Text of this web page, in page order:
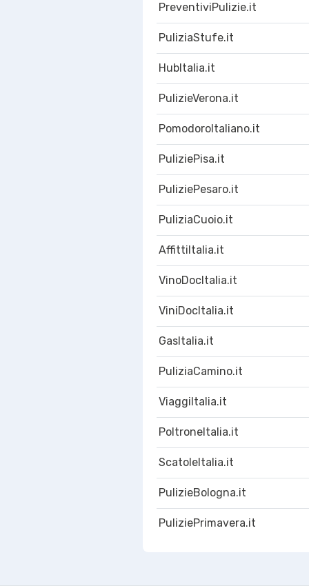
PreventiviPulizie.it
PuliziaStufe.it
HubItalia.it
PulizieVerona.it
PomodoroItaliano.it
PuliziePisa.it
PuliziePesaro.it
PuliziaCuoio.it
AffittiItalia.it
VinoDocItalia.it
ViniDocItalia.it
GasItalia.it
PuliziaCamino.it
ViaggiItalia.it
PoltroneItalia.it
ScatoleItalia.it
PulizieBologna.it
PuliziePrimavera.it